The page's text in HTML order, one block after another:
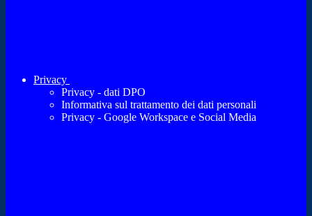
Privacy
Privacy - dati DPO
Informativa sul trattamento dei dati personali
Privacy - Google Workspace e Social Media